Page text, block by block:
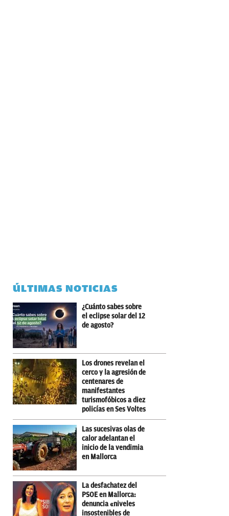
ÚLTIMAS NOTICIAS
¿Cuánto sabes sobre
el eclipse solar del 12
de agosto?
Los drones revelan el
cerco y la agresión de
centenares de
manifestantes
turismofóbicos a diez
policías en Ses Voltes
Las sucesivas olas de
calor adelantan el
inicio de la vendimia
en Mallorca
La desfachatez del
PSOE en Mallorca:
denuncia «niveles
insostenibles de